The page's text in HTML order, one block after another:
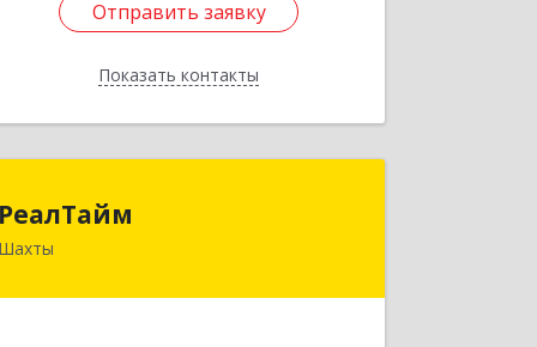
Отправить заявку
Показать контакты
Отправить заявку
Назад
РеалТайм
Шахты346504, Ростовская обл, Шахты г,